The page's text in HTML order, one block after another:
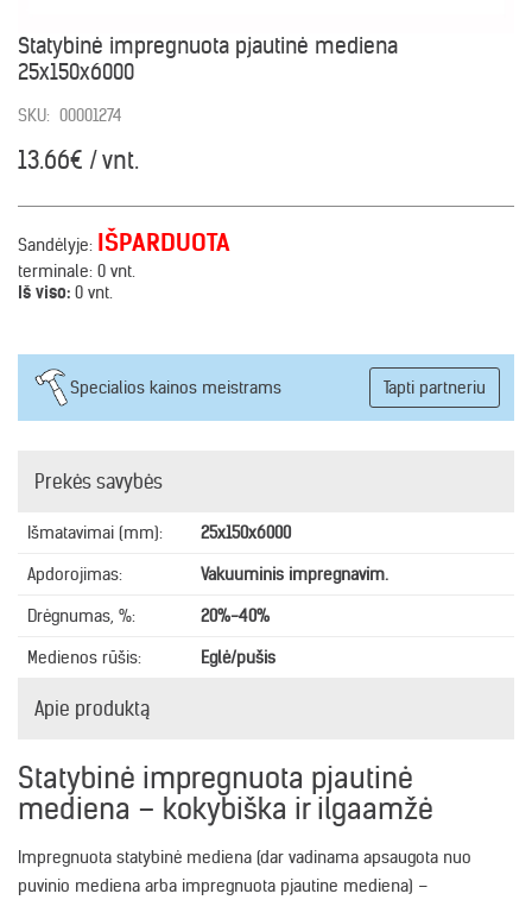
Statybinė impregnuota pjautinė mediena
25x150x6000
SKU: 00001274
13.66€ / vnt.
Sandėlyje: IŠPARDUOTA
terminale: 0 vnt.
Iš viso: 0 vnt.
Specialios kainos meistrams Tapti partneriu
Prekės savybės
Išmatavimai (mm):
25x150x6000
Apdorojimas:
Vakuuminis impregnavim.
Drėgnumas, %:
20%-40%
Medienos rūšis:
Eglė/pušis
Apie produktą
Statybinė impregnuota pjautinė
mediena – kokybiška ir ilgaamžė
Impregnuota statybinė mediena (dar vadinama apsaugota nuo
puvinio mediena arba impregnuota pjautine mediena) –